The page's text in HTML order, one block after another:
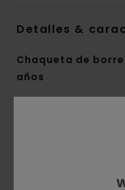
Detalles &
Chaqueta de
años
StyleELBJK00129